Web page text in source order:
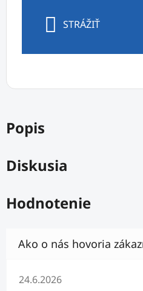
STRÁŽIŤ
Popis
Diskusia
Hodnotenie
Hodnotenie obchodu je 5 z
24.6.2026